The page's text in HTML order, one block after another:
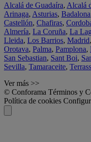
Alcalá de Guadaíra, Alcalá
Arinaga, Asturias, Badalona
Castellón, Chafiras,
Almería, La Coruña, La
Lleida, Los Barrios, Madrid,
Orotava, Palma, Pamplona,
San Sebastian, Sant Boi,
Sevilla, Tamaraceite,
Ver más >>
© Conforama Términos y
Política de cookies